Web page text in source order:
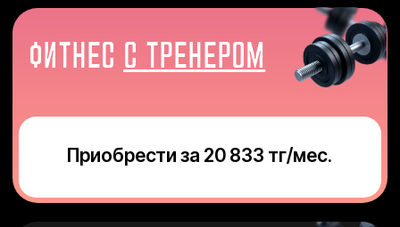
АБОНЕМЕНТ НА 7 ФИЛИАЛОВ
Приобрести за 8 333 тг
МЫ ЗАБОТИМСЯ О ВАС